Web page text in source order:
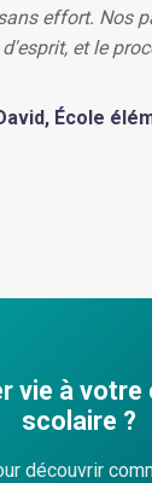
effort. Nos
et le
École
vie à votre
scolaire ?
découvrir